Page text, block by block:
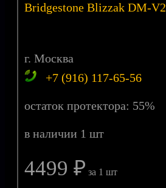
Bridgestone Blizzak DM-V2
г. Москва
+7 (916) 117-65-56
остаток протектора: 55%
в наличии 1 шт
4499 ₽ за 1 шт